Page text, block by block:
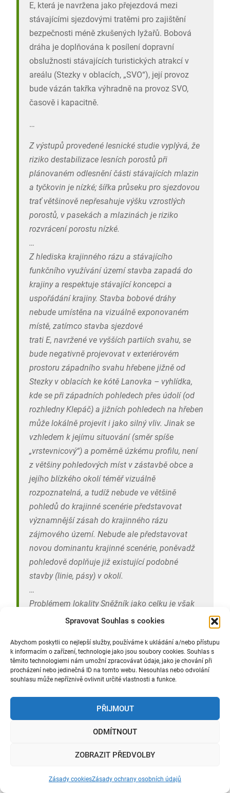
Spravovat Souhlas s cookies
Abychom poskytli co nejlepší služby, používáme k ukládání a/nebo přístupu
k informacím o zařízení, technologie jako jsou soubory cookies. Souhlas s
těmito technologiemi nám umožní zpracovávat údaje, jako je chování při
procházení nebo jedinečná ID na tomto webu. Nesouhlas nebo odvolání
souhlasu může nepříznivě ovlivnit určité vlastnosti a funkce.
PŘIJMOUT
ODMÍTNOUT
ZOBRAZIT PŘEDVOLBY
Zásady cookiesZásady ochrany osobních údajů
E, která je navržena jako přejezdová mezi
stávajícími sjezdovými tratěmi pro zajištění
bezpečnosti méně zkušených lyžařů. Bobová
dráha je doplňována k posílení dopravní
obslužnosti stávajících turistických atrakcí v
areálu (Stezky v oblacích, „SVO“), její provoz
bude vázán takřka výhradně na provoz SVO,
časově i kapacitně.
…
Z výstupů provedené lesnické studie vyplývá, že
riziko destabilizace lesních porostů při
plánovaném odlesnění části stávajících mlazin
a tyčkovin je nízké; šířka průseku pro sjezdovou
trať většinově nepřesahuje výšku vzrostlých
porostů, v pasekách a mlazinách je riziko
rozvrácení porostu nízké.
…
Z hlediska krajinného rázu a stávajícího
funkčního využívání území stavba zapadá do
krajiny a respektuje stávající koncepci a
uspořádání krajiny. Stavba bobové dráhy
nebude umístěna na vizuálně exponovaném
místě, zatímco stavba sjezdové
trati E, navržené ve vyšších partiích svahu, se
bude negativně projevovat v exteriérovém
prostoru západního svahu hřebene jižně od
Stezky v oblacích ke kótě Lanovka – vyhlídka,
kde se při západních pohledech přes údolí (od
rozhledny Klepáč) a jižních pohledech na hřeben
může lokálně projevit i jako silný vliv. Jinak se
vzhledem k jejímu situování (směr spíše
„vrstevnicový“) a poměrně úzkému profilu, není
z většiny pohledových míst v zástavbě obce a
jejího blízkého okolí téměř vizuálně
rozpoznatelná, a tudíž nebude ve většině
pohledů do krajinné scenérie představovat
významnější zásah do krajinného rázu
zájmového území. Nebude ale představovat
novou dominantu krajinné scenérie, poněvadž
pohledově doplňuje již existující podobné
stavby (linie, pásy) v okolí.
…
Problémem lokality Sněžník jako celku je však
stávající kumulace řady objektů a rekreačních
poslání přírodního parku je v místě již
narušováno. V této souvislosti byl oznamovatel
požádán o bližší vysvětlení otázky, zda
dráha bude prioritně sloužit k přepravě
Marcelka k chatě Slaměnka, a také pro zajištění
chaty Marcelka. Stávající lanová dráha totiž